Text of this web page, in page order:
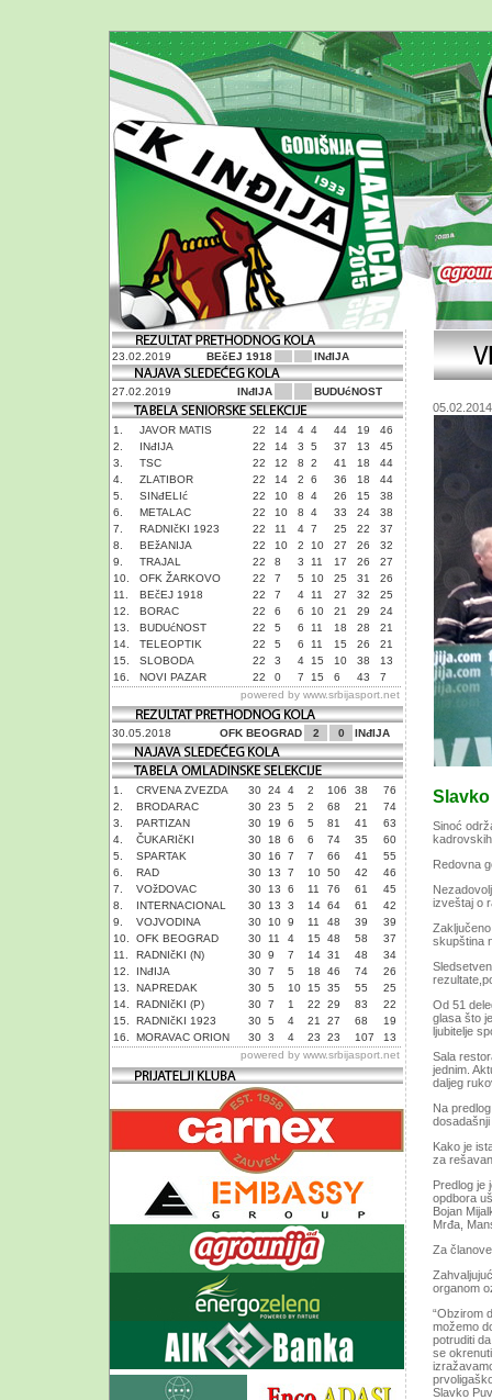
23.02.2019 BEčEJ 1918 INđIJA
27.02.2019 INđIJA BUDUćNOST
1. JAVOR MATIS 22 14 4 4 44 19
46
2.
INđIJA 22 14 3 5 37 13
45
3.
TSC 22 12 8 2 41 18
44
4.
ZLATIBOR 22 14 2 6 36 18
44
5.
SINđELIć 22 10 8 4 26 15
38
6.
METALAC 22 10 8 4 33 24
38
7.
RADNIčKI 1923 22 11 4 7 25 22
37
8.
BEžANIJA 22 10 2 10 27 26
32
9.
TRAJAL 22 8 3 11 17 26
27
10.
OFK ŽARKOVO 22 7 5 10 25 31
26
11.
BEčEJ 1918 22 7 4 11 27 32
25
12.
BORAC 22 6 6 10 21 29
24
13.
BUDUćNOST 22 5 6 11 18 28
21
14.
TELEOPTIK 22 5 6 11 15 26
21
15.
SLOBODA 22 3 4 15 10 38
13
16.
NOVI PAZAR 22 0 7 15 6 43
7
powered by www.srbijasport.net
30.05.2018 OFK BEOGRAD 2 0 INđIJA
1. CRVENA ZVEZDA 30 24 4 2 106 38
76
2.
BRODARAC 30 23 5 2 68 21
74
3.
PARTIZAN 30 19 6 5 81 41
63
4.
ČUKARIčKI 30 18 6 6 74 35
60
5.
SPARTAK 30 16 7 7 66 41
55
6.
RAD 30 13 7 10 50 42
46
7.
VOžDOVAC 30 13 6 11 76 61
45
8.
INTERNACIONAL 30 13 3 14 64 61
42
9.
VOJVODINA 30 10 9 11 48 39
39
10.
OFK BEOGRAD 30 11 4 15 48 58
37
11.
RADNIčKI (N) 30 9 7 14 31 48
34
12.
INđIJA 30 7 5 18 46 74
26
13.
NAPREDAK 30 5 10 15 35 55
25
14.
RADNIčKI (P) 30 7 1 22 29 83
22
15.
RADNIčKI 1923 30 5 4 21 27 68
19
16.
MORAVAC ORION 30 3 4 23 23 107
13
powered by www.srbijasport.net
05.02.2014
Sinoć
Redovna
izveštaj o
skupština
Od 51
glasa što
ljubitelje
Sala
jednim.
daljeg
Na
Kako je
za
Predlog je
opdbora
Bojan
Mrđa,
Za
organom
“Obzirom
možemo
potruditi
se
Slavko